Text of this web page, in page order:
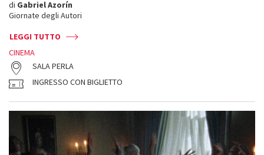
di Gabriel Azorín
Giornate degli Autori
LEGGI TUTTO
CINEMA
SALA PERLA
INGRESSO CON BIGLIETTO